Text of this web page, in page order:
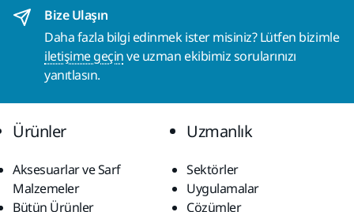
Bize Ulaşın
Daha fazla bilgi edinmek ister misiniz? Lütfen bizimle
iletişime geçinve uzman ekibimiz sorularınızı
yanıtlasın.
Ürünler
Aksesuarlar ve Sarf
Malzemeler
Bütün Ürünler
Uzmanlık
Sektörler
Uygulamalar
Çözümler